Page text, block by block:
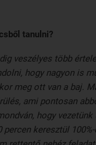
tanulni?
veszélyes több
hogy nagyon is
meg ott van a baj.
ami pontosan
hogy
percen keresztül